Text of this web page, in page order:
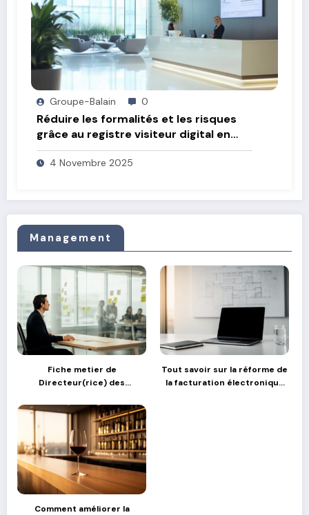
Management
Fiche metier de
Directeur(rice) des
les transitions stratégiques
Tout savoir sur la réforme de
la facturation électronique
Comment améliorer la
Groupe-Balain 0
Réduire les formalités et les risques
grâce au registre visiteur digital en
entreprise
4 Novembre 2025